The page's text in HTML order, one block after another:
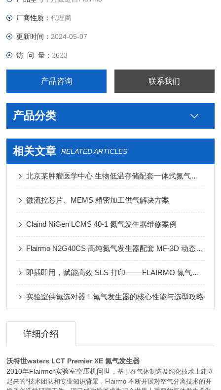
厂商性质：代理商
更新时间： 2024-05-07
访 问 量： 2623
产品咨询 联系我们
产品分类
相关文章 RELATED ARTICLES
北京某肿瘤医学中心 生物低温存储配套一体式氮气发生器
微流控芯片、MEMS 精密加工供气解决方案
Claind NiGen LCMS 40-1 氮气发生器维修案例
Flairmo N2G40CS 高纯氮气发生器配套 MF-3D 动态配气装置应用案例
即插即用，赋能高效 SLS 打印 ——FLAIRMO 氮气发生器应用成功案例
实验室供氮选对器！氮气发生器的核心性能与选型攻略
详细介绍
沃特世waters LCT Premier XE 氮气发生器
2010年Flairmo*实验室空压机问世，基于在气体制造及纯化技术上建立
起来的*技术团队和专业知识背景，Flairmo 不断开展对空气分离技术的开